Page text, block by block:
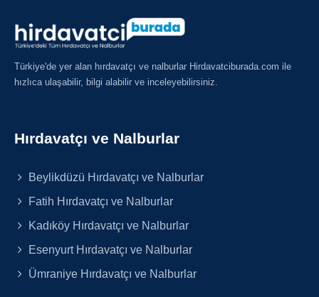
Türkiye'de yer alan hırdavatçı ve nalburlar Hirdavatciburada.com ile
hızlıca ulaşabilir, bilgi alabilir ve inceleyebilirsiniz.
Hırdavatçı ve Nalburlar
Beylikdüzü Hırdavatçı ve Nalburlar
Fatih Hırdavatçı ve Nalburlar
Kadıköy Hırdavatçı ve Nalburlar
Esenyurt Hırdavatçı ve Nalburlar
Ümraniye Hırdavatçı ve Nalburlar